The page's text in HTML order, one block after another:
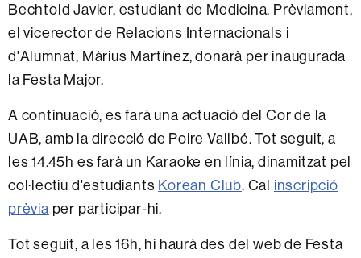
Bechtold Javier, estudiant de Medicina. Prèviament,
el vicerector de Relacions Internacionals i
d'Alumnat, Màrius Martínez, donarà per inaugurada
la Festa Major.
A continuació, es farà una actuació del Cor de la
UAB, amb la direcció de Poire Vallbé. Tot seguit, a
les 14.45h es farà un Karaoke en línia, dinamitzat pel
col·lectiu d'estudiants Korean Club. Cal inscripció
prèvia per participar-hi.
Tot seguit, a les 16h, hi haurà des del web de Festa